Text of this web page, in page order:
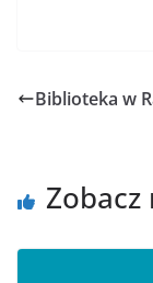
Biblioteka w